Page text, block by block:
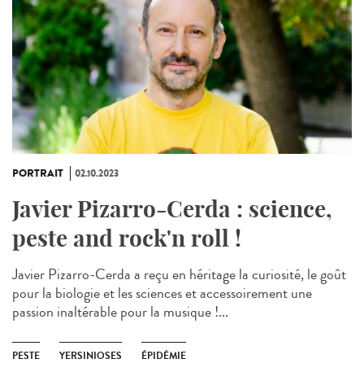
PORTRAIT 02.10.2023
Javier Pizarro-Cerda : science,
peste and rock'n roll !
Javier Pizarro-Cerda a reçu en héritage la curiosité, le goût
pour la biologie et les sciences et accessoirement une
passion inaltérable pour la musique !...
PESTE YERSINIOSES ÉPIDÉMIE